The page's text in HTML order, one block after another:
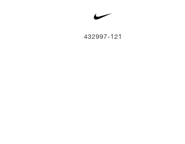
432997-121